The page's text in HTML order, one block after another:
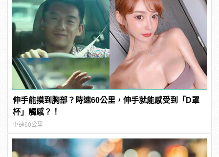
伸手能摸到胸部？時速60公里，伸手就能感受到「D罩
杯」觸感？！
車速60公里